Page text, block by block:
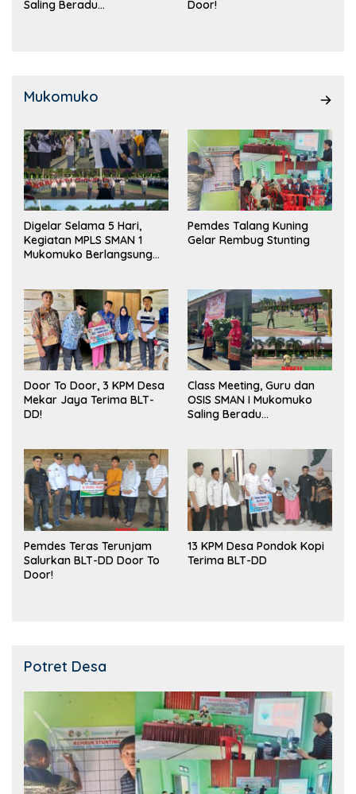
Saling Beradu
Door!
Mukomuko
Digelar Selama 5 Hari,
Kegiatan MPLS SMAN 1
Mukomuko Berlangsung
Pemdes Talang Kuning
Gelar Rembug Stunting
Door To Door, 3 KPM Desa
Mekar Jaya Terima BLT-
DD!
Class Meeting, Guru dan
OSIS SMAN I Mukomuko
Saling Beradu
Pemdes Teras Terunjam
Salurkan BLT-DD Door To
Door!
13 KPM Desa Pondok Kopi
Terima BLT-DD
Potret Desa